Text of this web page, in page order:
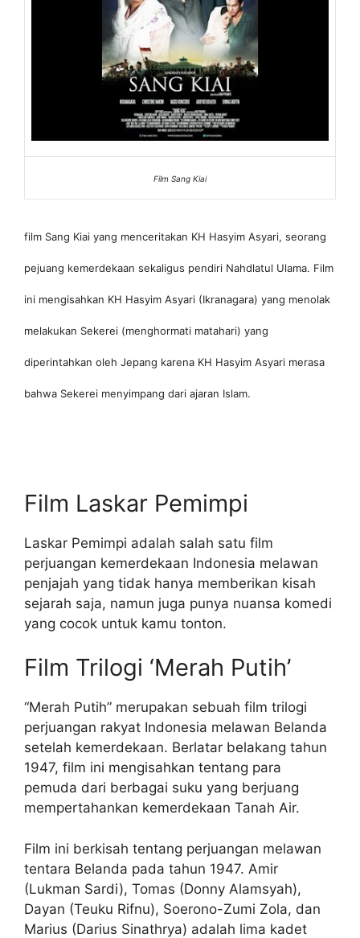
Film Sang Kiai
film Sang Kiai yang menceritakan KH Hasyim Asyari, seorang
pejuang kemerdekaan sekaligus pendiri Nahdlatul Ulama. Film
ini mengisahkan KH Hasyim Asyari (Ikranagara) yang menolak
melakukan Sekerei (menghormati matahari) yang
diperintahkan oleh Jepang karena KH Hasyim Asyari merasa
bahwa Sekerei menyimpang dari ajaran Islam.
Film Laskar Pemimpi
Laskar Pemimpi adalah salah satu film
perjuangan kemerdekaan Indonesia melawan
penjajah yang tidak hanya memberikan kisah
sejarah saja, namun juga punya nuansa komedi
yang cocok untuk kamu tonton.
Film Trilogi ‘Merah Putih’
“Merah Putih” merupakan sebuah film trilogi
perjuangan rakyat Indonesia melawan Belanda
setelah kemerdekaan. Berlatar belakang tahun
1947, film ini mengisahkan tentang para
pemuda dari berbagai suku yang berjuang
mempertahankan kemerdekaan Tanah Air.
Film ini berkisah tentang perjuangan melawan
tentara Belanda pada tahun 1947. Amir
(Lukman Sardi), Tomas (Donny Alamsyah),
Dayan (Teuku Rifnu), Soerono-Zumi Zola, dan
Marius (Darius Sinathrya) adalah lima kadet